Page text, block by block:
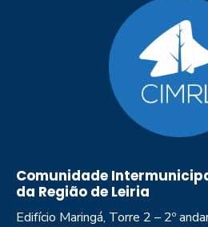
Comunidade
da Região de Leiria
Edifício Maringá, Torre 2 – 2º